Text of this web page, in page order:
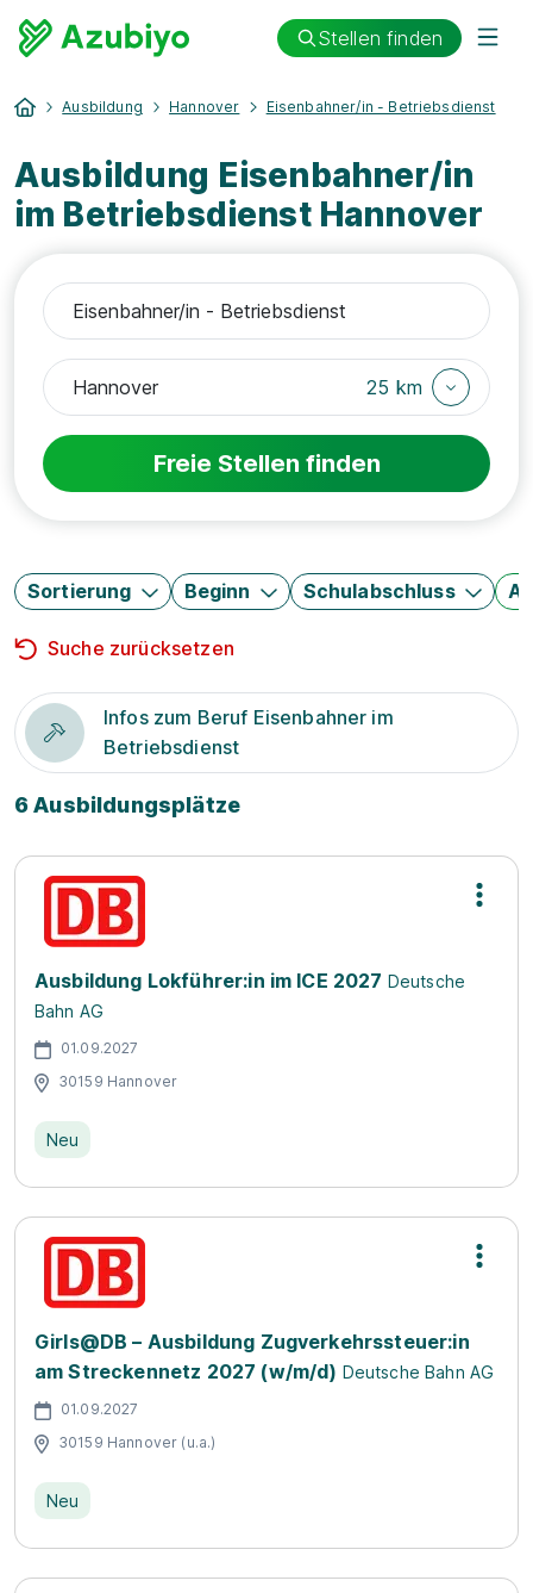
Stellen finden
Ausbildung Hannover Eisenbahner/in - Betriebsdienst
Ausbildung Eisenbahner/in
im Betriebsdienst Hannover
25 km
Freie Stellen finden
Sortierung Beginn Schulabschluss
Suche zurücksetzen
Infos zum Beruf Eisenbahner im
Betriebsdienst
6 Ausbildungsplätze
Ausbildung Lokführer:in im ICE 2027 Deutsche
Bahn AG
01.09.2027
30159 Hannover
Neu
Girls@DB – Ausbildung Zugverkehrssteuer:in
am Streckennetz 2027 (w/m/d) Deutsche Bahn AG
01.09.2027
30159 Hannover (u.a.)
Neu